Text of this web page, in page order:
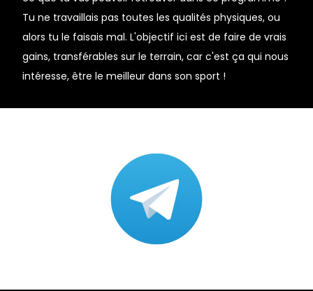
Tu ne travaillais pas toutes les qualités physiques, ou
alors tu le faisais mal. L'objectif ici est de faire de vrais
gains, transférables sur le terrain, car c'est ça qui nous
intéresse, être le meilleur dans son sport !